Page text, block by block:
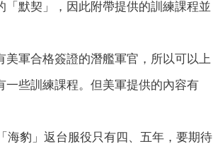
默契」，因此附帶提供的訓練課程並
美軍合格簽證的潛艦軍官，所以可以上
些訓練課程。但美軍提供的內容有
海豹」返台服役只有四、五年，要期待